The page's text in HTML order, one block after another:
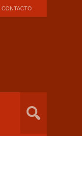
CONTACTO